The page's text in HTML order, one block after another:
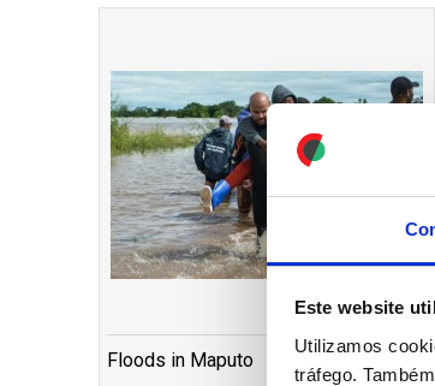
Este website
Utilizamos
tráfego.
Floods in Maputo